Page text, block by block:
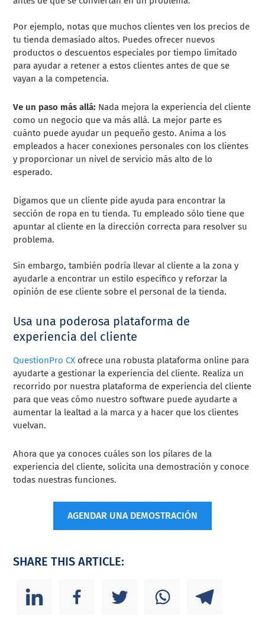
Por ejemplo, notas que muchos clientes ven los precios de
tu tienda demasiado altos. Puedes ofrecer nuevos
productos o descuentos especiales por tiempo limitado
para ayudar a retener a estos clientes antes de que se
vayan a la competencia.
Ve un paso más allá: Nada mejora la experiencia del cliente
como un negocio que va más allá. La mejor parte es
cuánto puede ayudar un pequeño gesto. Anima a los
empleados a hacer conexiones personales con los clientes
y proporcionar un nivel de servicio más alto de lo
esperado.
Digamos que un cliente pide ayuda para encontrar la
sección de ropa en tu tienda. Tu empleado sólo tiene que
apuntar al cliente en la dirección correcta para resolver su
problema.
Sin embargo, también podría llevar al cliente a la zona y
ayudarle a encontrar un estilo específico y reforzar la
opinión de ese cliente sobre el personal de la tienda.
Usa una poderosa plataforma de
experiencia del cliente
QuestionPro CX ofrece una robusta plataforma online para
ayudarte a gestionar la experiencia del cliente. Realiza un
recorrido por nuestra plataforma de experiencia del cliente
para que veas cómo nuestro software puede ayudarte a
aumentar la lealtad a la marca y a hacer que los clientes
vuelvan.
Ahora que ya conoces cuáles son los pilares de la
experiencia del cliente, solicita una demostración y conoce
todas nuestras funciones.
AGENDAR UNA DEMOSTRACIÓN
SHARE THIS ARTICLE: